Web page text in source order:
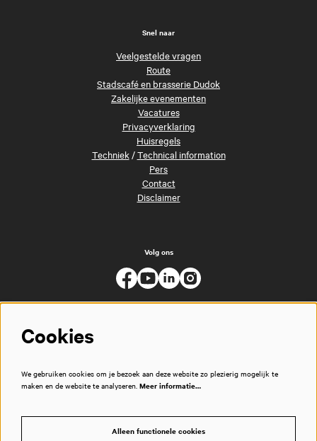
Snel naar
Veelgestelde vragen
Route
Stadscafé en brasserie Dudok
Zakelijke evenementen
Vacatures
Privacyverklaring
Huisregels
Techniek/Technical information
Pers
Contact
Disclaimer
Volg ons
Cookies
We gebruiken cookies om je bezoek aan deze website zo plezierig mogelijk te
maken en de website te analyseren. Meer informatie…
Alleen functionele cookies